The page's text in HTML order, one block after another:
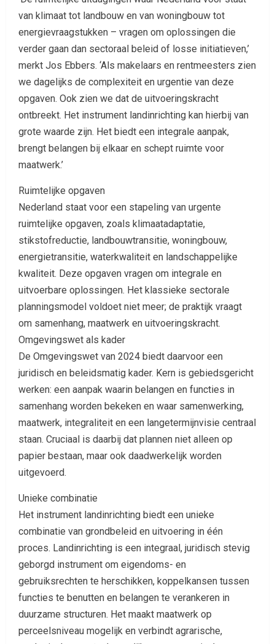
van klimaat tot landbouw en van woningbouw tot
energievraagstukken – vragen om oplossingen die
verder gaan dan sectoraal beleid of losse initiatieven,’
merkt Jos Ebbers. ‘Als makelaars en rentmeesters zien
we dagelijks de complexiteit en urgentie van deze
opgaven. Ook zien we dat de uitvoeringskracht
ontbreekt. Het instrument landinrichting kan hierbij van
grote waarde zijn. Het biedt een integrale aanpak,
brengt belangen bij elkaar en schept ruimte voor
maatwerk.’
Ruimtelijke opgaven
Nederland staat voor een stapeling van urgente
ruimtelijke opgaven, zoals klimaatadaptatie,
stikstofreductie, landbouwtransitie, woningbouw,
energietransitie, waterkwaliteit en landschappelijke
kwaliteit. Deze opgaven vragen om integrale en
uitvoerbare oplossingen. Het klassieke sectorale
planningsmodel voldoet niet meer; de praktijk vraagt
om samenhang, maatwerk en uitvoeringskracht.
Omgevingswet als kader
De Omgevingswet van 2024 biedt daarvoor een
juridisch en beleidsmatig kader. Kern is gebiedsgericht
werken: een aanpak waarin belangen en functies in
samenhang worden bekeken en waar samenwerking,
maatwerk, integraliteit en een langetermijnvisie centraal
staan. Cruciaal is daarbij dat plannen niet alleen op
papier bestaan, maar ook daadwerkelijk worden
uitgevoerd.
Unieke combinatie
Het instrument landinrichting biedt een unieke
combinatie van grondbeleid en uitvoering in één
proces. Landinrichting is een integraal, juridisch stevig
geborgd instrument om eigendoms- en
gebruiksrechten te herschikken, koppelkansen tussen
functies te benutten en belangen te verankeren in
duurzame structuren. Het maakt maatwerk op
perceelsniveau mogelijk en verbindt agrarische,